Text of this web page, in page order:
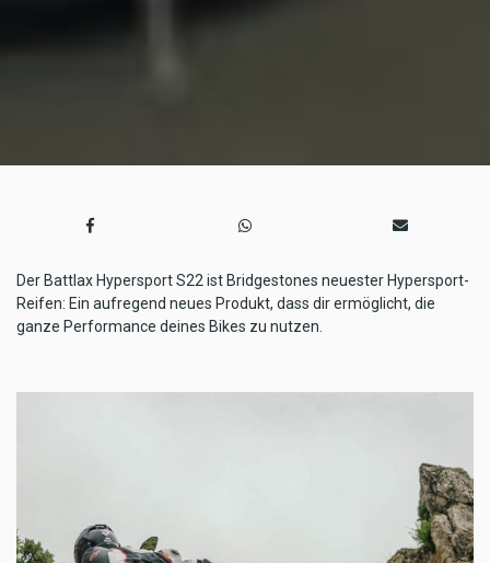
Der Battlax Hypersport S22 ist Bridgestones neuester Hypersport-
Reifen: Ein aufregend neues Produkt, dass dir ermöglicht, die
ganze Performance deines Bikes zu nutzen.